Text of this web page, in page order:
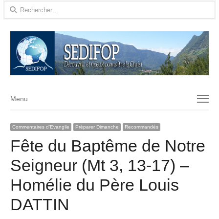
Rechercher :
Menu
Menu
Commentaires d'Evangile Préparer Dimanche Recommandés
Fête du Baptême de Notre
Seigneur (Mt 3, 13-17) –
Homélie du Père Louis
DATTIN